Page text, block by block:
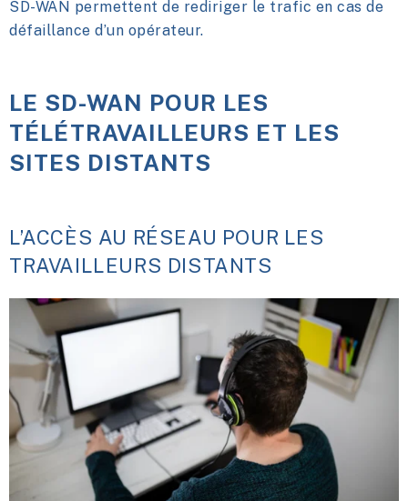
SD-WAN permettent de rediriger le trafic en cas de
défaillance d’un opérateur.
LE SD-WAN POUR LES
TÉLÉTRAVAILLEURS ET LES
SITES DISTANTS
L’ACCÈS AU RÉSEAU POUR LES
TRAVAILLEURS DISTANTS